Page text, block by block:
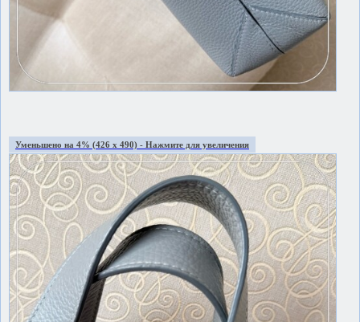
Уменьшено на 4% (426 x 490) - Нажмите для увеличения